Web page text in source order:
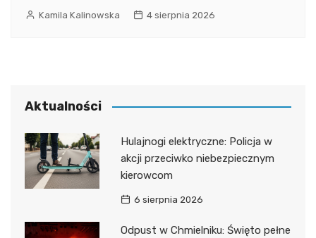
Kamila Kalinowska 4 sierpnia 2026
Aktualności
Hulajnogi elektryczne: Policja w
akcji przeciwko niebezpiecznym
kierowcom
6 sierpnia 2026
Odpust w Chmielniku: Święto pełne